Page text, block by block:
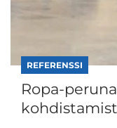
REFERENSSI
Ropa-